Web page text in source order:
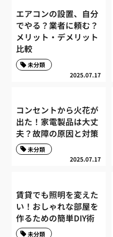
エアコンの設置、自分
でやる？業者に頼む？
メリット・デメリット
比較
2025.07.17
未分類
コンセントから火花が
出た！家電製品は大丈
夫？故障の原因と対策
2025.07.17
未分類
賃貸でも照明を変えた
い！おしゃれな部屋を
作るための簡単DIY術
未分類